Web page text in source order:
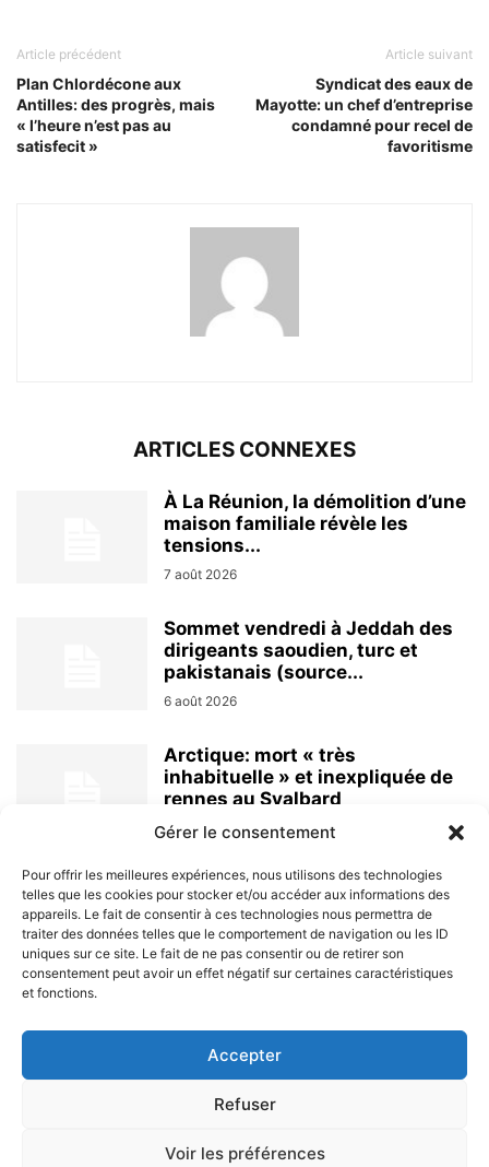
Gérer le consentement
Pour offrir les meilleures expériences, nous utilisons des technologies
telles que les cookies pour stocker et/ou accéder aux informations des
appareils. Le fait de consentir à ces technologies nous permettra de
traiter des données telles que le comportement de navigation ou les ID
uniques sur ce site. Le fait de ne pas consentir ou de retirer son
consentement peut avoir un effet négatif sur certaines caractéristiques
et fonctions.
Accepter
Refuser
Voir les préférences
Article précédent
Plan Chlordécone aux
Antilles: des progrès, mais
« l’heure n’est pas au
satisfecit »
Article suivant
Syndicat des eaux de
Mayotte: un chef d’entreprise
condamné pour recel de
favoritisme
ARTICLES CONNEXES
À La Réunion, la démolition d’une
maison familiale révèle les
tensions...
7 août 2026
Sommet vendredi à Jeddah des
dirigeants saoudien, turc et
pakistanais (source...
6 août 2026
Arctique: mort « très
inhabituelle » et inexpliquée de
rennes au Svalbard
6 août 2026
À PROPOS
SUIVEZ NOUS